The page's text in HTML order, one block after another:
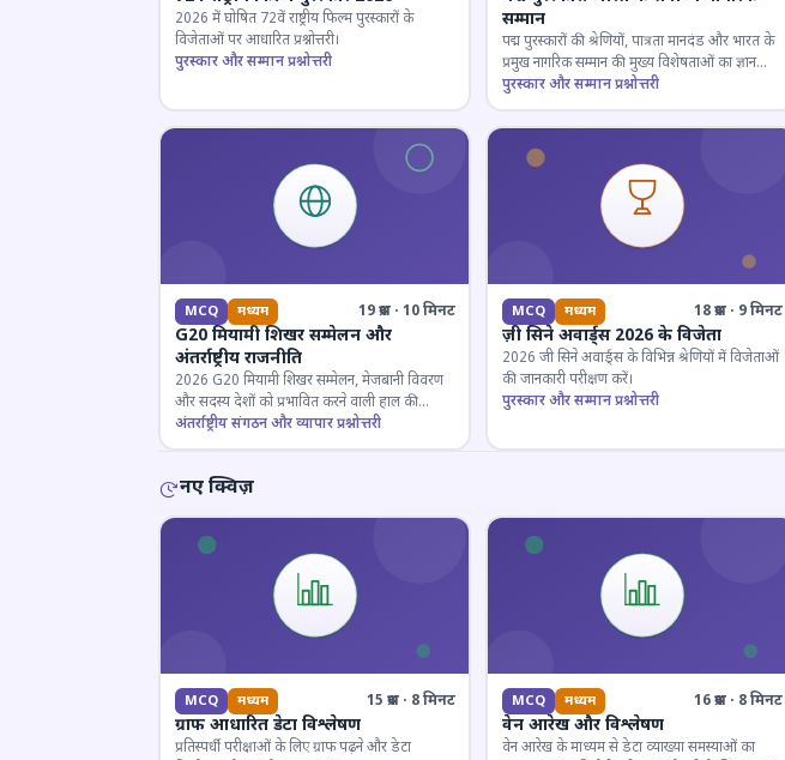
2026 में घोषित 72वें राष्ट्रीय फिल्म पुरस्कारों के
विजेताओं पर आधारित प्रश्नोत्तरी।
पुरस्कार और सम्मान प्रश्नोत्तरी
सम्मान
पद्म पुरस्कारों की श्रेणियों, पात्रता मानदंड और भारत के
प्रमुख नागरिक सम्मान की मुख्य विशेषताओं का ज्ञान
परखें।
पुरस्कार और सम्मान प्रश्नोत्तरी
MCQ मध्यम 19 प्रश्न · 10 मिनट
G20 मियामी शिखर सम्मेलन और
अंतर्राष्ट्रीय राजनीति
2026 G20 मियामी शिखर सम्मेलन, मेजबानी विवरण
और सदस्य देशों को प्रभावित करने वाली हाल की
राजनयिक घटनाओं पर ज्ञान परीक्षण करें।
अंतर्राष्ट्रीय संगठन और व्यापार प्रश्नोत्तरी
MCQ मध्यम 18 प्रश्न · 9 मिनट
ज़ी सिने अवार्ड्स 2026 के विजेता
2026 जी सिने अवार्ड्स के विभिन्न श्रेणियों में विजेताओं
की जानकारी परीक्षण करें।
पुरस्कार और सम्मान प्रश्नोत्तरी
नए क्विज़
MCQ मध्यम 15 प्रश्न · 8 मिनट
ग्राफ आधारित डेटा विश्लेषण
प्रतिस्पर्धी परीक्षाओं के लिए ग्राफ पढ़ने और डेटा
MCQ मध्यम 16 प्रश्न · 8 मिनट
वेन आरेख और विश्लेषण
वेन आरेख के माध्यम से डेटा व्याख्या समस्याओं का